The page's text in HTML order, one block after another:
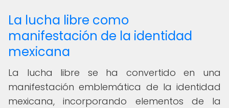
La lucha libre como
manifestación de la identidad
mexicana
La lucha libre se ha convertido en una
manifestación emblemática de la identidad
mexicana, incorporando elementos de la